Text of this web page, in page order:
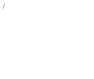
/